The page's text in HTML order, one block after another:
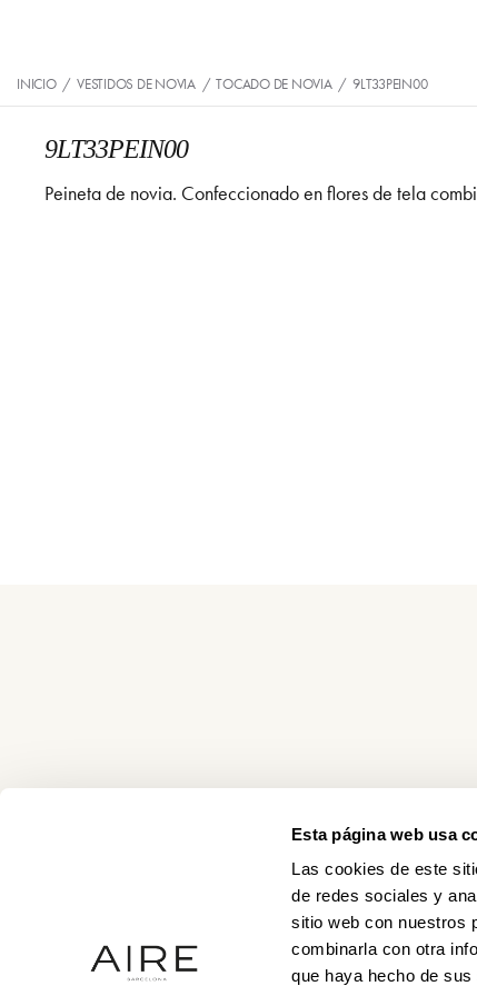
Esta página web usa
Las cookies de este
de redes sociales y
sitio web con nuestros
combinarla con otra
que haya hecho de
INICIO / VESTIDOS DE NOVIA / TOCADO DE NOVIA / 9LT33PEIN00
9LT33PEIN00
Peineta de novia. Confeccionado en flores de tela